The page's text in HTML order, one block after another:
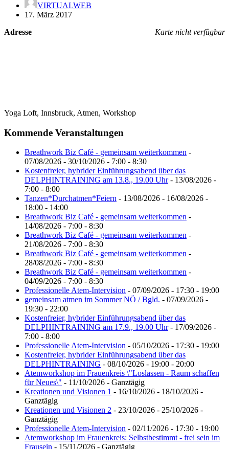
VIRTUALWEB
17. März 2017
Karte nicht verfügbar
Adresse
Yoga Loft, Innsbruck, Atmen, Workshop
Kommende Veranstaltungen
Breathwork Biz Café - gemeinsam weiterkommen -
07/08/2026 - 30/10/2026 - 7:00 - 8:30
Kostenfreier, hybrider Einführungsabend über das
DELPHINTRAINING am 13.8., 19.00 Uhr- 13/08/2026 -
7:00 - 8:00
Tanzen*Durchatmen*Feiern - 13/08/2026 - 16/08/2026 -
18:00 - 14:00
Breathwork Biz Café - gemeinsam weiterkommen -
14/08/2026 - 7:00 - 8:30
Breathwork Biz Café - gemeinsam weiterkommen -
21/08/2026 - 7:00 - 8:30
Breathwork Biz Café - gemeinsam weiterkommen -
28/08/2026 - 7:00 - 8:30
Breathwork Biz Café - gemeinsam weiterkommen -
04/09/2026 - 7:00 - 8:30
Professionelle Atem-Intervision - 07/09/2026 - 17:30 - 19:00
gemeinsam atmen im Sommer NÖ / Bgld. - 07/09/2026 -
19:30 - 22:00
Kostenfreier, hybrider Einführungsabend über das
DELPHINTRAINING am 17.9., 19.00 Uhr- 17/09/2026 -
7:00 - 8:00
Professionelle Atem-Intervision - 05/10/2026 - 17:30 - 19:00
Kostenfreier, hybrider Einführungsabend über das
DELPHINTRAINING - 08/10/2026 - 19:00 - 20:00
Atemworkshop im Frauenkreis \"Loslassen - Raum schaffen
für Neues\" - 11/10/2026 - Ganztägig
Kreationen und Visionen 1 - 16/10/2026 - 18/10/2026 -
Ganztägig
Kreationen und Visionen 2 - 23/10/2026 - 25/10/2026 -
Ganztägig
Professionelle Atem-Intervision - 02/11/2026 - 17:30 - 19:00
Atemworkshop im Frauenkreis: Selbstbestimmt - frei sein im
Frausein - 15/11/2026 - Ganztägig